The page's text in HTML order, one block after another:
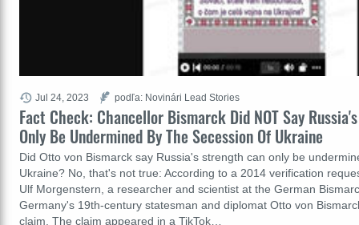
Fact Check: Chancellor Bismarck Did NOT Say
Only Be Undermined By The Secession Of Ukraine
Did Otto von Bismarck say Russia's strength can only be
Ukraine? No, that's not true: According to a 2014 verification
Ulf Morgenstern, a researcher and scientist at the German
Germany's 19th-century statesman and diplomat Otto von
claim. The claim appeared in a TikTok…
Jul 24, 2023 podľa: Novinári Lead Stories